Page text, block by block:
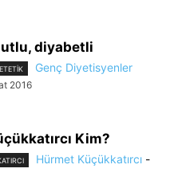
diyabetli
Genç Diyetisyenler
2016
Kim?
Hürmet Küçükkatırcı -